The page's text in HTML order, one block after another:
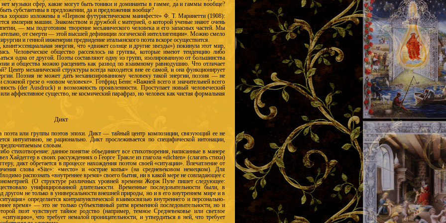
нет музыки сфер, какие могут быть тоники и доминанты в гамме, да и гаммы вообще?
субстантивы в предложении, да и предложения вообще?
хорошо изложены в «Первом футуристическом манифесте» Ф. Т. Маринетти (1908):
империя машин. Знакомством и дружбой с материей, о которой ученые знают очень
— мы подготовим творение механического человека и его запасных частей. Мы
от смерти — этой высшей дефиниции логической интеллигенции». Можно смело
и генной инженерии предвидение итальянского поэта вскоре осуществится.
энергия, что «движет солнце и другие звезды») покинула этот мир,
Человеческое общество рассеялось на группы, которые имеют тенденцию либо
одна от другой. Поэты составляют одну из групп, изолированную от большинства
и общества можно расценить как развод по взаимному равнодушию. Что отличает
Центр механической структуры все­гда находится вне ее самой, и она функционирует
Поэзия не может дать механизированному человеку такой энергии, поэзия — не
грезе о «новом человеке». Готфрид Бенн: «Важней всего и значительней всего
(der Ausdruck) и возможность проявленности. Проступает новый человеческий
или аффективное существо, не космический парафраз, но человек как чистая формальная
Дикт
или группы поэ­тов эпохи. Дикт — тайный центр композиции, связующий ее не
интуитивно, не рационально. Дикт прослеживается по специфической интонации,
словам.
стихо­творение: данное понятие объединяет все стихотворения, написанные в манере
Хайдеггер в своих рассуждениях о Георге Тракле из глагола «dichten» (слагать стихи)
дикт обретается в процессе нахождения поэтом своей «ситуации». Впечатление от
слова «Site»: «место» и «острие копья» (на средневековом немецком). Для
распознать «внутреннее время» своего бытия, ни в какой мере не совпадающее с
(О структуре различных уровней времени Жорж Пуле пишет следующее:
унифицированной длительности. Временные последовательности были, в
другом не только в универсальности внешней природы, но и в его внутреннем мире и в
определяется контра­пунктической взаимосвязью внутреннего и персонально-
время» — это не только субъективный ритм временной последовательности, но и
поэт чувствует тайное родство (например, темное Средневековье или светлое
что требует немалой проницательности, и утвердиться в ней, что требует